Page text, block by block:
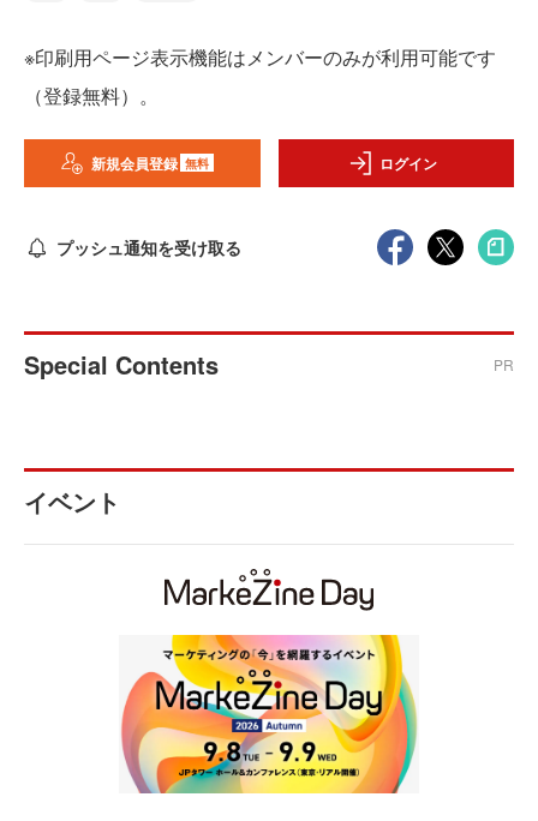
※印刷用ページ表示機能はメンバーのみが利用可能です
（登録無料）。
新規会員登録 無料 ログイン
プッシュ通知を受け取る
Special Contents PR
イベント